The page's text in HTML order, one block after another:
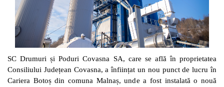
SC Drumuri și Poduri Covasna SA, care se află în proprietatea
Consiliului Județean Covasna, a înființat un nou punct de lucru în
Cariera Botoș din comuna Malnaș, unde a fost instalată o nouă